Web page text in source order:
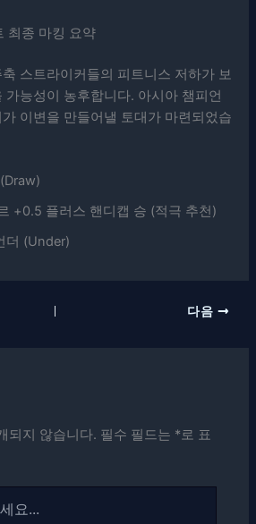
최종 마킹 요약
스트라이커들의 피트니스 저하가 보
가능성이 농후합니다. 아시아 챔피언
이변을 만들어낼 토대가 마련되었습
+0.5 플러스 핸디캡 승 (적극 추천)
더 (Under)
다음
되지 않습니다. 필수 필드는 *로 표